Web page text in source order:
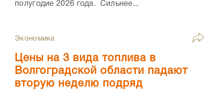
полугодие 2026 года. Сильнее...
Экономика
Цены на 3 вида топлива в
Волгоградской области падают
вторую неделю подряд